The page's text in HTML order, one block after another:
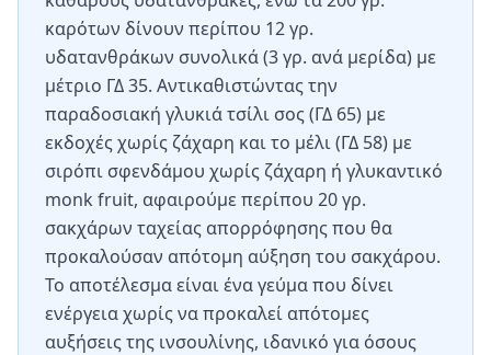
καρότων δίνουν περίπου 12 γρ.
υδατανθράκων συνολικά (3 γρ. ανά μερίδα) με
μέτριο ΓΔ 35. Αντικαθιστώντας την
παραδοσιακή γλυκιά τσίλι σος (ΓΔ 65) με
εκδοχές χωρίς ζάχαρη και το μέλι (ΓΔ 58) με
σιρόπι σφενδάμου χωρίς ζάχαρη ή γλυκαντικό
monk fruit, αφαιρούμε περίπου 20 γρ.
σακχάρων ταχείας απορρόφησης που θα
προκαλούσαν απότομη αύξηση του σακχάρου.
Το αποτέλεσμα είναι ένα γεύμα που δίνει
ενέργεια χωρίς να προκαλεί απότομες
αυξήσεις της ινσουλίνης, ιδανικό για όσους